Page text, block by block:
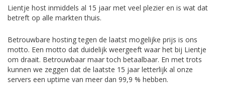
Lientje host inmiddels al 15 jaar met veel plezier en is wat dat
betreft op alle markten thuis.
Betrouwbare hosting tegen de laatst mogelijke prijs is ons
motto. Een motto dat duidelijk weergeeft waar het bij Lientje
om draait. Betrouwbaar maar toch betaalbaar. En met trots
kunnen we zeggen dat de laatste 15 jaar letterlijk al onze
servers een uptime van meer dan 99,9 % hebben.